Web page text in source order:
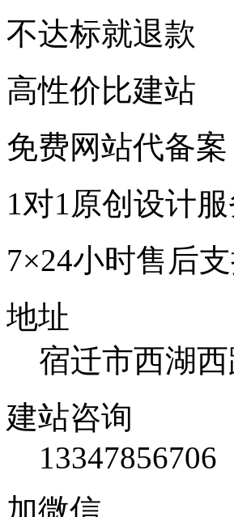
不达标就退款
高性价比建站
免费网站代备案
1对1原创设计
7×24小时售后
地址
宿迁市西湖
建站咨询
13347856706
加微信